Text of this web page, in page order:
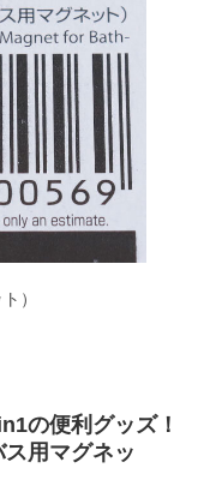
）
の便利グッズ！
用マグネッ